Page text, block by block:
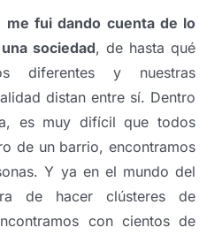
me fui dando cuenta de lo
sociedad, de hasta qué
diferentes y nuestras
distan entre sí. Dentro
es muy difícil que todos
de un barrio, encontramos
Y ya en el mundo del
de hacer clústeres de
con cientos de